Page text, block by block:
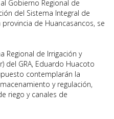
Gobierno Regional de
del Sistema Integral de
de Huancasancos, se
Regional de Irrigación y
del GRA, Eduardo Huacoto
contemplarán la
y regulación,
riego y canales de